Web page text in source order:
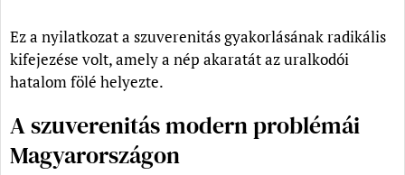
Ez a nyilatkozat a szuverenitás gyakorlásának radikális
kifejezése volt, amely a nép akaratát az uralkodói
hatalom fölé helyezte.
A szuverenitás modern problémái
Magyarországon